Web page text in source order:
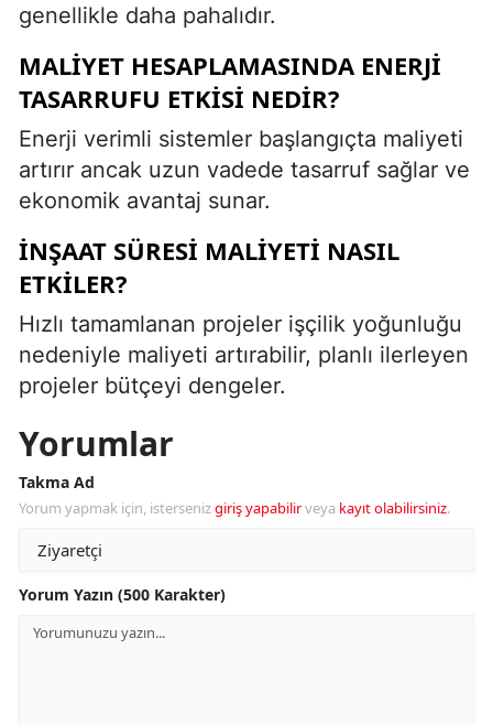
genellikle daha pahalıdır.
MALIYET HESAPLAMASINDA ENERJI
TASARRUFU ETKISI NEDIR?
Enerji verimli sistemler başlangıçta maliyeti
artırır ancak uzun vadede tasarruf sağlar ve
ekonomik avantaj sunar.
İNŞAAT SÜRESI MALIYETI NASIL
ETKILER?
Hızlı tamamlanan projeler işçilik yoğunluğu
nedeniyle maliyeti artırabilir, planlı ilerleyen
projeler bütçeyi dengeler.
Yorumlar
Takma Ad
Yorum yapmak için, istersenizgiriş yapabilirveya kayıt olabilirsiniz.
Yorum Yazın (500 Karakter)